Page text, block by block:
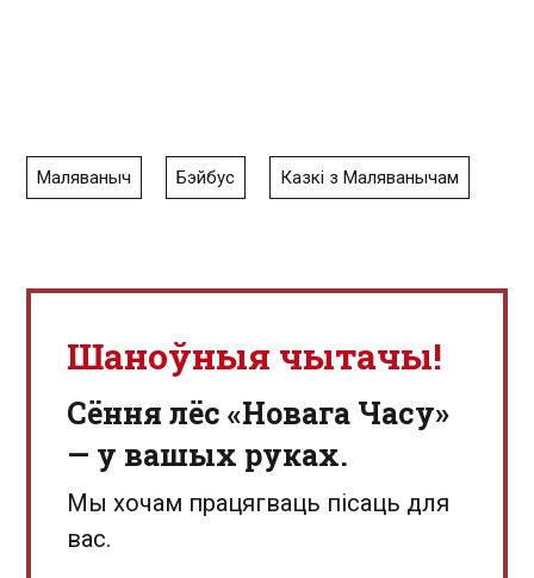
Маляваныч Бэйбус Казкі з Маляванычам
Шаноўныя чытачы!
Сёння лёс «Новага Часу»
— у вашых руках.
Мы хочам працягваць пісаць для
вас.